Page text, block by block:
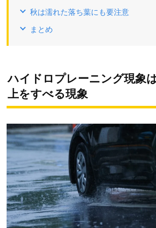
秋は濡れた落ち葉にも要注意
まとめ
ハイドロプレーニング現象
上をすべる現象